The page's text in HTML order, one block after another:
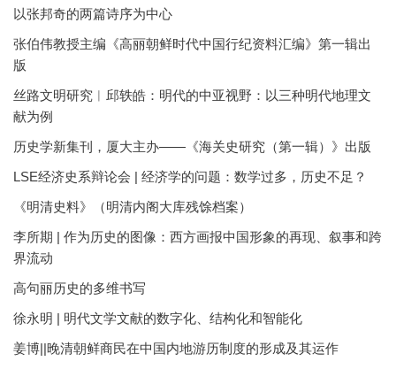
以张邦奇的两篇诗序为中心
张伯伟教授主编《高丽朝鲜时代中国行纪资料汇编》第一辑出
版
丝路文明研究︱邱轶皓：明代的中亚视野：以三种明代地理文
献为例
历史学新集刊，厦大主办——《海关史研究（第一辑）》出版
LSE经济史系辩论会 | 经济学的问题：数学过多，历史不足？
《明清史料》（明清内阁大库残馀档案）
李所期 | 作为历史的图像：西方画报中国形象的再现、叙事和跨
界流动
高句丽历史的多维书写
徐永明 | 明代文学文献的数字化、结构化和智能化
姜博||晚清朝鲜商民在中国内地游历制度的形成及其运作